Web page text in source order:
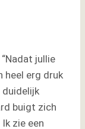
jullie
heel erg druk
duidelijk
buigt zich
zie een